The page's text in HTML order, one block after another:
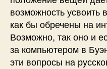
возможность
как бы обречены на
Возможно, так оно и
за компьютером в
эти вопросы на